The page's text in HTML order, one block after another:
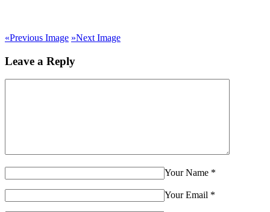
«Previous Image »Next Image
Leave a Reply
Your Name *
Your Email *